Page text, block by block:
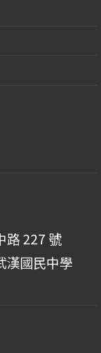
路 227 號
漢國民中學